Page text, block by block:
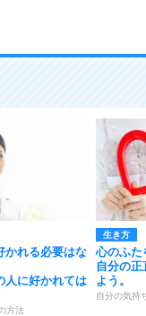
かれる必要はな
人に好かれては
方法
生き方
心のふた
自分の
よう。
自分の気持